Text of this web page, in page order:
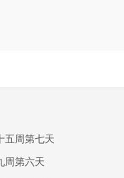
五周第七天
周第六天